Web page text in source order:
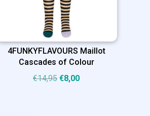
4FUNKYFLAVOURS Maillot
Cascades of Colour
€14,95 Oorspronkelijke
€8,00Huidige